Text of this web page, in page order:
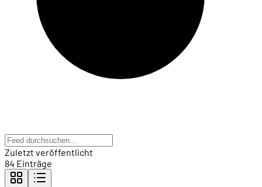
Zuletzt veröffentlicht
84 Einträge